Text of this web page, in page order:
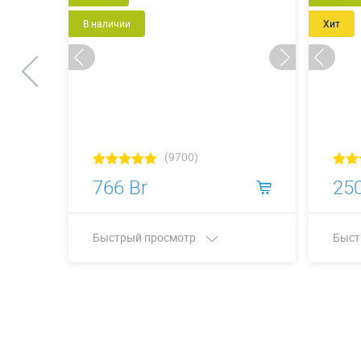
В наличии
(9700)
766 Br
Быстрый просмотр
Хит